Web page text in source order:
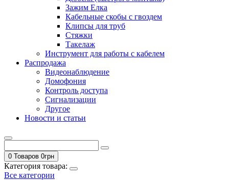
Зажим Елка
Кабельные скобы с гвоздем
Клипсы для труб
Стяжки
Такелаж
Инструмент для работы с кабелем
Распродажа
Видеонаблюдение
Домофония
Контроль доступа
Сигнализации
Другое
Новости и статьи
0 Товаров 0грн
Категория товара:
Все категории